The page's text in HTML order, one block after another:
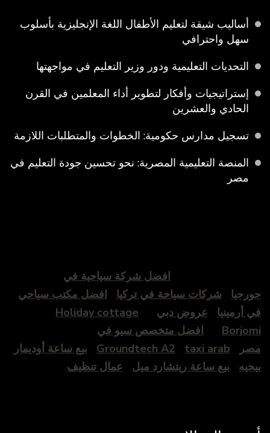
أساليب شيقة لتعليم الأطفال اللغة الإنجليزية بأسلوب
سهل واحترافي
التحديات التعليمية ودور وزير التعليم في مواجهتها
إستراتيجيات وأفكار لتطوير أداء المعلمين في القرن
الحادي والعشرين
تسجيل مدارس حكومية: الخطوات والمتطلبات اللازمة
المنصة التعليمية المصرية: نحو تحسين جودة التعليم في
مصر
افضل شركة سياحية في
جورجيا
شركات سياحة في تركيا
افضل مكتب سياحي
في أرمينيا
عروض دبي
Holiday cottage
Borjomi
افضل متخصص سيو في
مصر
Groundtech A2 taxi arab
بيع ساعة أوديمار
بيجيه
بيع ساعة ريتشارد ميل عمال تنظيف